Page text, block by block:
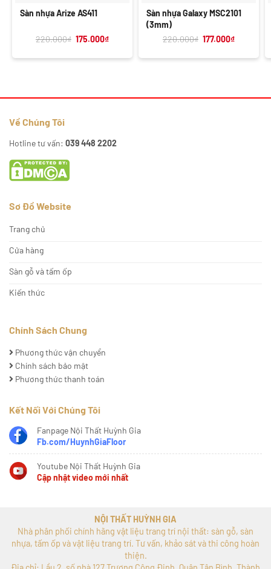
Sàn nhựa Arize AS411
220.000₫ Giá
220.000₫.
175.000₫Giá
là:
Sàn nhựa Galaxy MSC2101
(3mm)
220.000₫ Giá
220.000₫.
177.000₫Giá
là:
Về Chúng Tôi
Hotline tư vấn: 039 448 2202
Sơ Đồ Website
Trang chủ
Cửa hàng
Sàn gỗ và tấm ốp
Kiến thức
Chính Sách Chung
Phương thức vận chuyển
Chính sách bảo mật
Phương thức thanh toán
Kết Nối Với Chúng Tôi
Fanpage Nội Thất Huỳnh Gia
Fb.com/HuynhGiaFloor
Youtube Nội Thất Huỳnh Gia
Cập nhật video mới nhất
NỘI THẤT HUỲNH GIA
Nhà phân phối chính hãng vật liệu trang trí nội thất: sàn gỗ, sàn
nhựa, tấm ốp và vật liệu trang trí. Tư vấn, khảo sát và thi công hoàn
thiện.